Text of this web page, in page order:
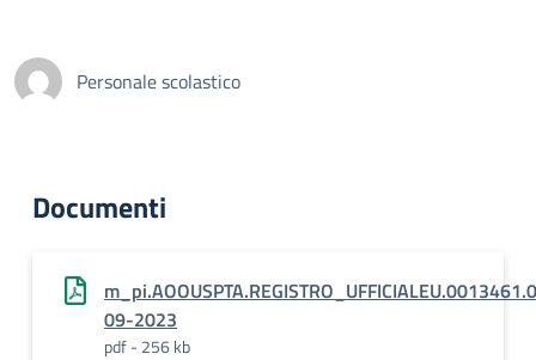
Personale scolastico
Documenti
09-2023
pdf - 256 kb